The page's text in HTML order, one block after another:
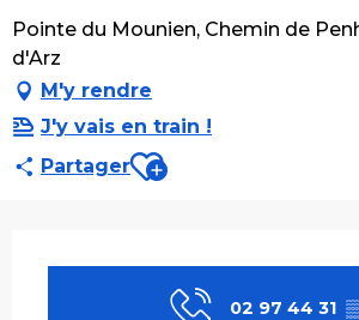
Pointe du Mounien, Chemin de
d'Arz
M'y rendre
J'y vais en train !
PartagerAjouter aux favoris
02 97 44 31